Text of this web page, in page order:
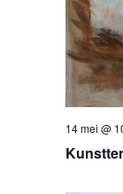
14 mei @